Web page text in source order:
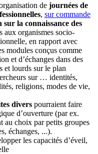
de journées de
, sur commande
la connaissance des
aux organismes socio-
en rapport avec
modules conçus comme
et d’échanges dans des
et lourds sur le plan
sur … identités,
religions, modes de vie,
divers pourraient faire
d’ouverture (par ex.
au choix par petits groupes
échanges, ...).
les capacités d’éveil,